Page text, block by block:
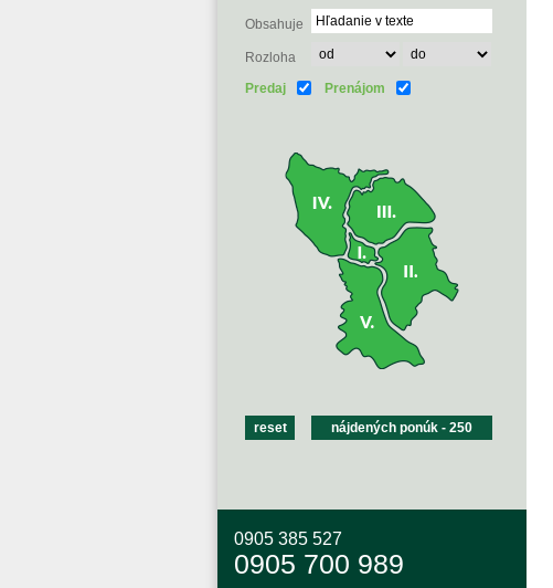
Obsahuje
Rozloha
Predaj
Prenájom
0905 385 527
0905 700 989